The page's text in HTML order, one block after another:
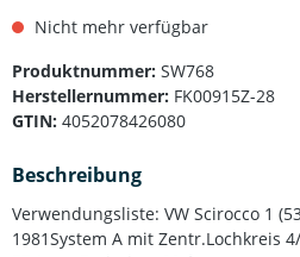
Nicht mehr verfügbar
Produktnummer: SW768
Herstellernummer: FK00915Z-28
GTIN: 4052078426080
Beschreibung
Verwendungsliste: VW Scirocco 1
1981System A mit Zentr.Lochkreis